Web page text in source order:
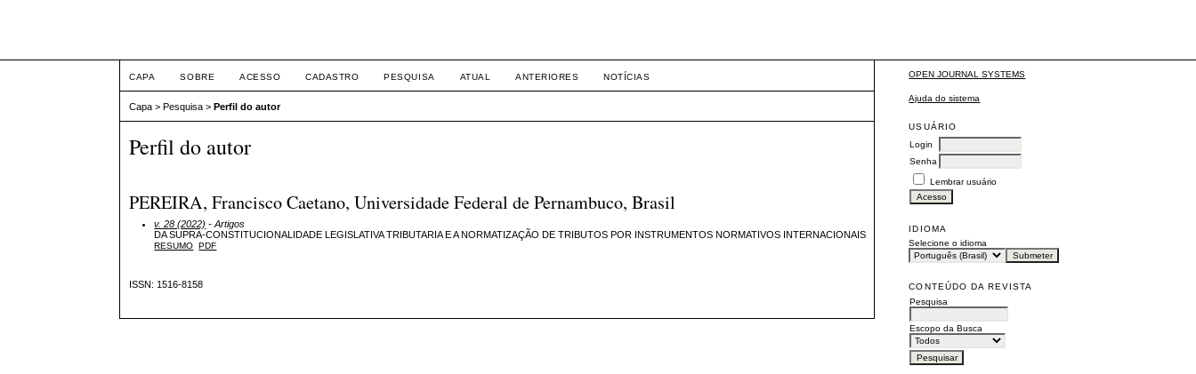
OPEN JOURNAL SYSTEMS
Ajuda do sistema
USUÁRIO
Login
Senha
Lembrar usuário
IDIOMA
Selecione o idioma
CONTEÚDO DA REVISTA
Pesquisa
Escopo da Busca
CAPA SOBRE ACESSO CADASTRO PESQUISA ATUAL ANTERIORES NOTÍCIAS
Capa >Pesquisa >Perfil do autor
Perfil do autor
PEREIRA, Francisco Caetano, Universidade Federal de Pernambuco, Brasil
v. 28 (2022) - Artigos
DA SUPRA-CONSTITUCIONALIDADE LEGISLATIVA TRIBUTARIA E A NORMATIZAÇÃO DE TRIBUTOS POR INSTRUMENTOS NORMATIVOS INTERNACIONAIS
RESUMO PDF
ISSN: 1516-8158